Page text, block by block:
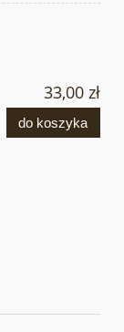
33,00 zł
do koszyka